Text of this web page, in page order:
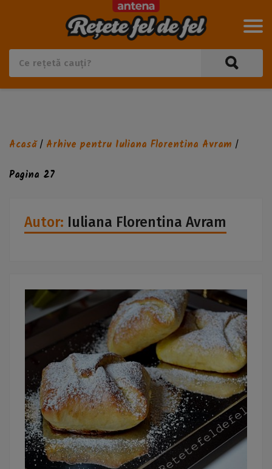
Acasă/ Arhive pentru Iuliana Florentina Avram /
Pagina 27
Autor: Iuliana Florentina Avram